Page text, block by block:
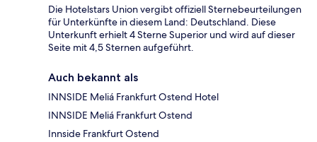
Die Hotelstars Union vergibt offiziell Sternebeurteilungen
für Unterkünfte in diesem Land: Deutschland. Diese
Unterkunft erhielt 4 Sterne Superior und wird auf dieser
Seite mit 4,5 Sternen aufgeführt.
Auch bekannt als
INNSIDE Meliá Frankfurt Ostend Hotel
INNSIDE Meliá Frankfurt Ostend
Innside Frankfurt Ostend